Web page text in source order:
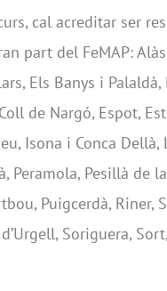
cal acreditar ser
part del FeMAP:
Els Banys i
de Nargó, Espot,
Isona i Conca
Peramola, Pesillà de
Puigcerdà, Riner,
Soriguera,